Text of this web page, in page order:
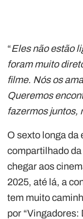
“Eles não estão
foram muito
filme. Nós os
Queremos
fazermos juntos,
O sexto longa da
compartilhado
chegar aos
2025, até lá, a
tem muito
por “Vingadores: